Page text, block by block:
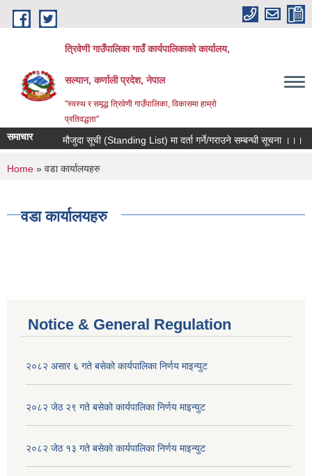
Skip to main content
त्रिवेणी गाउँपालिका गाउँ कार्यपालिकाकाे कार्यालय,
सल्यान, कर्णाली प्रदेश, नेपाल
"स्वस्थ र समृद्ध त्रिवेणी गाउँपालिका, विकासमा हाम्राे
प्रतिवद्धता"
समाचार मौजुदा सूची (Standing List) मा दर्ता गर्ने/गराउने सम्बन्धी सूचना ।।।
You are here
Home » वडा कार्यालयहरु
वडा कार्यालयहरु
Notice & General Regulation
२०८२ असार ६ गते बसेको कार्यपालिका निर्णय माइन्युट
२०८२ जेठ २९ गते बसेको कार्यपालिका निर्णय माइन्युट
२०८२ जेठ १३ गते बसेको कार्यपालिका निर्णय माइन्युट